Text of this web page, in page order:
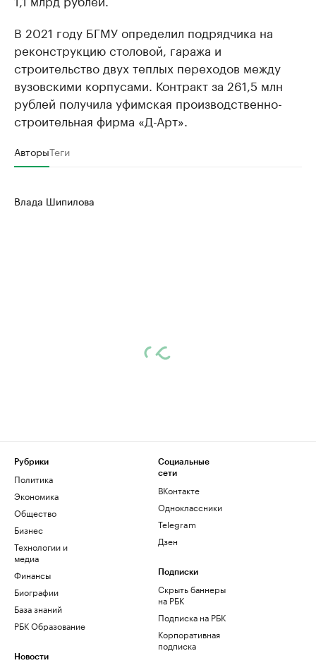
В 2021 году БГМУ определил подрядчика на
реконструкцию столовой, гаража и
строительство двух теплых переходов между
вузовскими корпусами. Контракт за 261,5 млн
рублей получила уфимская производственно-
строительная фирма «Д-Арт».
АвторыТеги
Влада Шипилова
Рубрики
Политика
Экономика
Общество
Бизнес
Технологии и
медиа
Финансы
Биографии
База знаний
РБК Образование
Новости
Социальные
сети
ВКонтакте
Одноклассники
Telegram
Дзен
Подписки
Скрыть баннеры
на РБК
Подписка на РБК
Корпоративная
подписка